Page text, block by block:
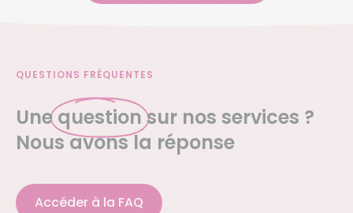
QUESTIONS FRÉQUENTES
Une question sur nos services ?
Nous avons la réponse
Accéder à la FAQ